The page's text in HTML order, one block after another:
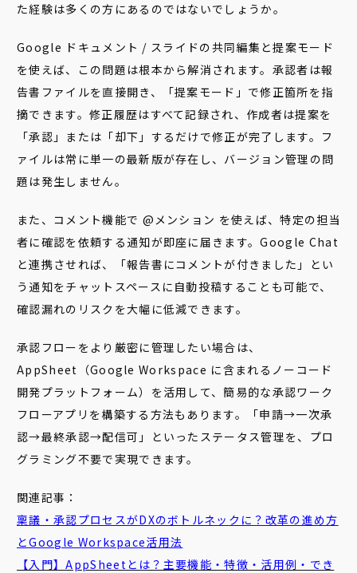
た経験は多くの方にあるのではないでしょうか。
Google ドキュメント / スライドの共同編集と提案モード
を使えば、この問題は根本から解消されます。承認者は報
告書ファイルを直接開き、「提案モード」で修正箇所を指
摘できます。修正履歴はすべて記録され、作成者は提案を
「承認」または「却下」するだけで修正が完了します。フ
ァイルは常に単一の最新版が存在し、バージョン管理の問
題は発生しません。
また、コメント機能で @メンション を使えば、特定の担当
者に確認を依頼する通知が即座に届きます。Google Chat
と連携させれば、「報告書にコメントが付きました」とい
う通知をチャットスペースに自動投稿することも可能で、
確認漏れのリスクを大幅に低減できます。
承認フローをより厳密に管理したい場合は、
AppSheet（Google Workspace に含まれるノーコード
開発プラットフォーム）を活用して、簡易的な承認ワーク
フローアプリを構築する方法もあります。「申請→一次承
認→最終承認→配信可」といったステータス管理を、プロ
グラミング不要で実現できます。
関連記事：
稟議・承認プロセスがDXのボトルネックに？改革の進め方
とGoogle Workspace活用法
【入門】AppSheetとは？主要機能・特徴・活用例・でき